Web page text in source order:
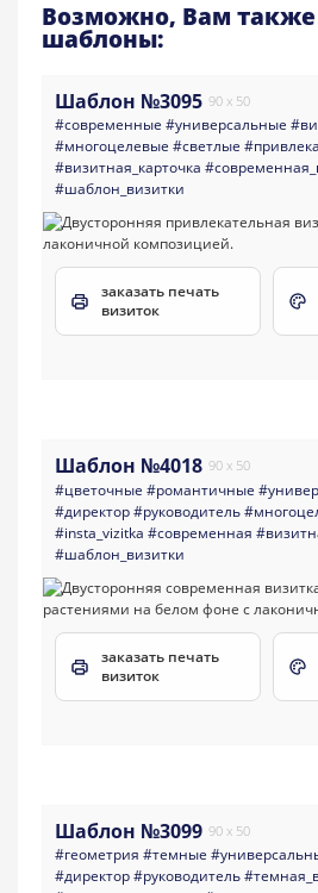
Возможно, Вам также
шаблоны:
Шаблон №3095 90 x 50
#современные #универсальные
#многоцелевые #светлые
#визитная_карточка
#шаблон_визитки
заказать печать
визиток
Шаблон №4018 90 x 50
#цветочные #романтичные
#директор#руководитель
#insta_vizitka #современная
#шаблон_визитки
заказать печать
визиток
Шаблон №3099 90 x 50
#геометрия #темные
#директор#руководитель